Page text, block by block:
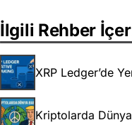
İlgili Rehber
XRP Ledger’de
Kriptolarda Dünya